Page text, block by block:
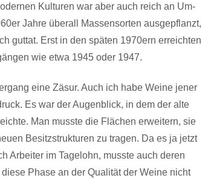
Kulturen war aber auch reich an Um-
Jahre überall Massensorten ausgepflanzt,
guttat. Erst in den späten 1970ern erreichten
wie etwa 1945 oder 1947.
eine Zäsur. Auch ich habe Weine jener
Es war der Augenblick, in dem der alte
Man musste die Flächen erweitern, sie
Besitzstrukturen zu tragen. Da es ja jetzt
Arbeiter im Tagelohn, musste auch deren
Phase an der Qualität der Weine nicht